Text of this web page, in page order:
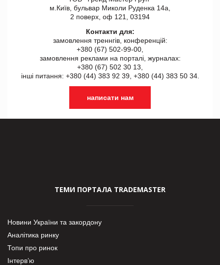
м.Київ, бульвар Миколи Руденка 14а,
2 поверх, оф 121, 03194
Контакти для:
замовлення треннгів, конференцій:
+380 (67) 502-99-00,
замовлення реклами на порталі, журналах:
+380 (67) 502 30 13,
інші питання: +380 (44) 383 92 39, +380 (44) 383 50 34.
написати нам
ТЕМИ ПОРТАЛА TRADEMASTER
Новини України та закордону
Аналітика ринку
Топи про ринок
Інтерв’ю